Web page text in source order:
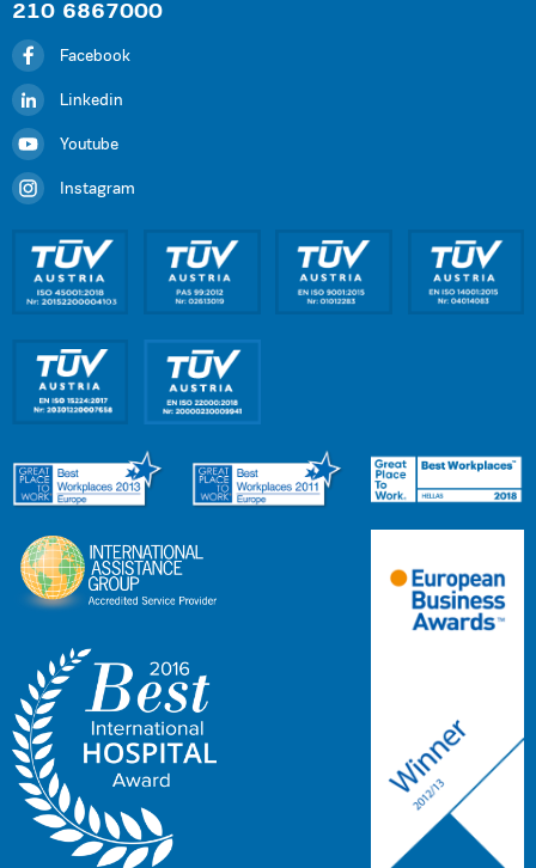
210 6867000
Facebook
Linkedin
Youtube
Instagram